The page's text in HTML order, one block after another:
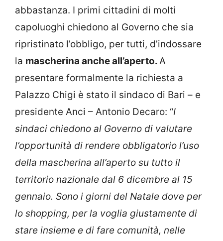
abbastanza. I primi cittadini di molti
capoluoghi chiedono al Governo che sia
ripristinato l’obbligo, per tutti, d’indossare
la mascherina anche all’aperto.A
presentare formalmente la richiesta a
Palazzo Chigi è stato il sindaco di Bari – e
presidente Anci – Antonio Decaro: “I
sindaci chiedono al Governo di valutare
l’opportunità di rendere obbligatorio l’uso
della mascherina all’aperto su tutto il
territorio nazionale dal 6 dicembre al 15
gennaio. Sono i giorni del Natale dove per
lo shopping, per la voglia giustamente di
stare insieme e di fare comunità, nelle